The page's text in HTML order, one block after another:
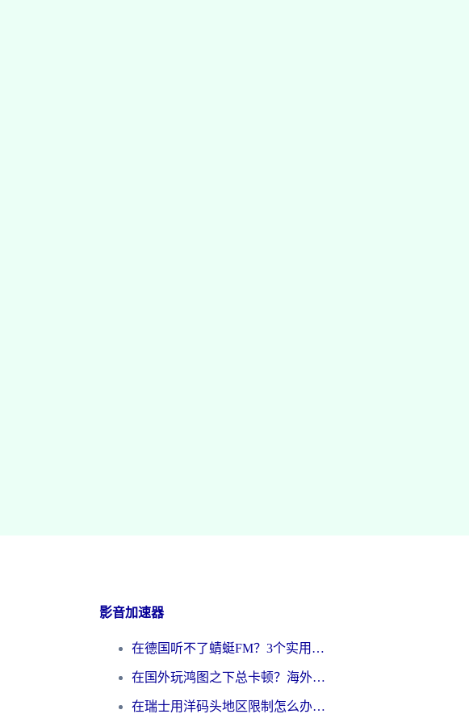
影音加速器
在德国听不了蜻蜓FM？3个实用技巧帮你解锁国内影音自由
在国外玩鸿图之下总卡顿？海外党追剧听歌的3个实用解决方案
在瑞士用洋码头地区限制怎么办？海外华人必看的回国加速全攻略